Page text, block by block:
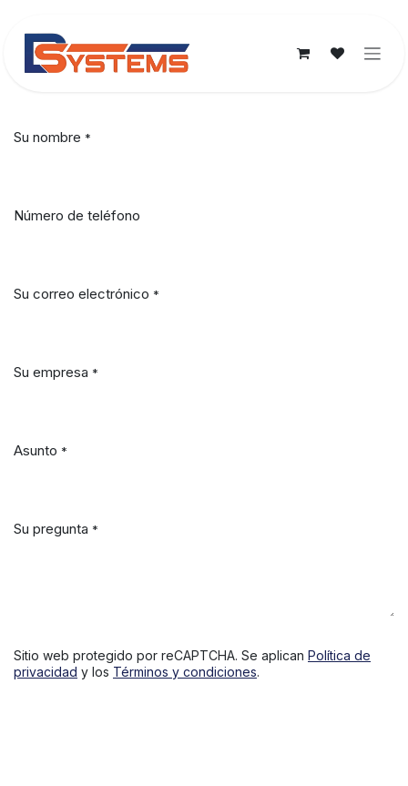
Su nombre *
Número de teléfono
Su correo electrónico *
Su empresa *
Asunto *
Su pregunta *
Sitio web protegido por reCAPTCHA. Se aplican Política de
privacidad y los Términos y condiciones.